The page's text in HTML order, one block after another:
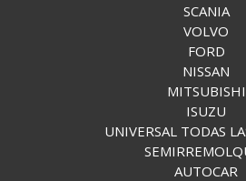
SCANIA
VOLVO
FORD
NISSAN
MITSUBISHI
ISUZU
UNIVERSAL TODAS
AUTOCAR